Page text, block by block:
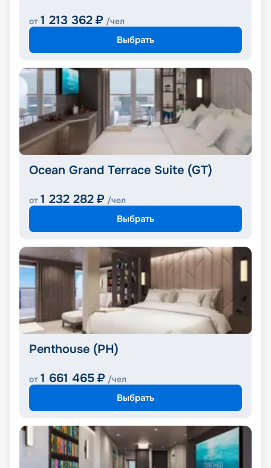
от 1 213 362 ₽ /чел
Выбрать
Ocean Grand Terrace Suite (GT)
от 1 232 282 ₽ /чел
Выбрать
Penthouse (PH)
от 1 661 465 ₽ /чел
Выбрать